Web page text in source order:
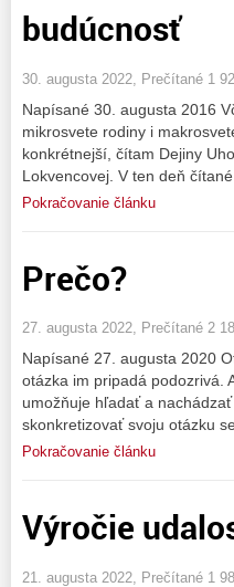
budúcnosť
30. augusta 2022, Prečítané 1
Napísané 30. augusta 2016
mikrosvete rodiny i
konkrétnejší, čítam Dejiny
Lokvencovej. V ten deň
Pokračovanie článku
Prečo?
27. augusta 2022, Prečítané 2
Napísané 27. augusta 2020
otázka im pripadá podozrivá.
umožňuje hľadať a
skonkretizovať svoju otázku
Pokračovanie článku
Výročie
21. augusta 2022, Prečítané 1